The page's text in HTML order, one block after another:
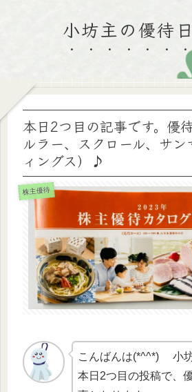
小坊主の優待
本日2つ目の記事です。優
ルラー、スクロール、サ
ィングス）♪
株主優待
こんばんは(*^^*) 小坊
本日2つ目の投稿で、